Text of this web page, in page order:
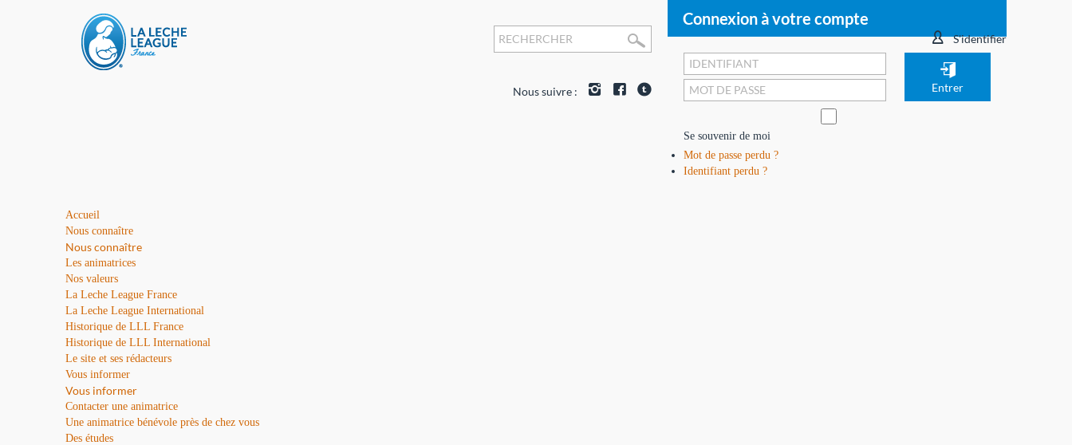
S'identifier
Connexion à votre compte
Se souvenir de moi
Mot de passe perdu ?
Identifiant perdu ?
Nous suivre :
Accueil
Nous connaître
Nous connaître
Les animatrices
Nos valeurs
La Leche League France
La Leche League International
Historique de LLL France
Historique de LLL International
Le site et ses rédacteurs
Vous informer
Vous informer
Contacter une animatrice
Une animatrice bénévole près de chez vous
Des études